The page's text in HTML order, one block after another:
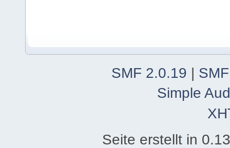
SMF 2.0.19
Simple
Seite erstellt in